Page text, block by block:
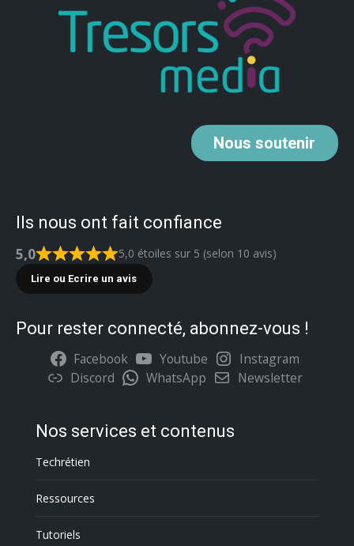
Noussoutenir
Ils nous ont fait confiance
5,0 5,0 étoiles sur 5 (selon 10 avis)
Lire ou Ecrire un avis
Pour rester connecté, abonnez-vous !
Facebook Youtube
Instagram
Discord
WhatsApp Newsletter
Nos services et contenus
Techrétien
Ressources
Tutoriels